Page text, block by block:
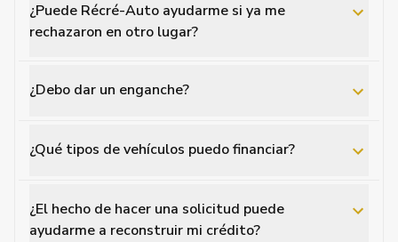
¿Puede Récré-Auto ayudarme si ya me
rechazaron en otro lugar?
¿Debo dar un enganche?
¿Qué tipos de vehículos puedo financiar?
¿El hecho de hacer una solicitud puede
ayudarme a reconstruir mi crédito?